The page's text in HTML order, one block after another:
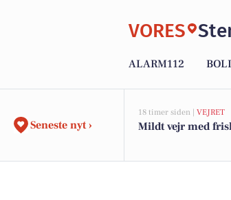
VORES
ALARM112
Seneste nyt ›
18 timer siden | VEJRET
Mildt vejr med